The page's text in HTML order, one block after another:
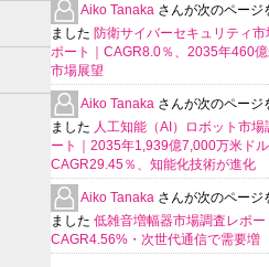
Aiko Tanaka さんが次のページ
ました 防衛サイバーセキュリティ
ポート｜CAGR8.0％、2035年460
市場展望
Aiko Tanaka さんが次のページ
ました 人工知能（AI）ロボット市場
ート｜2035年1,939億7,000万米ド
CAGR29.45％、知能化技術が進化
Aiko Tanaka さんが次のページ
ました 低雑音増幅器市場調査レポー
CAGR4.56%・次世代通信で需要増